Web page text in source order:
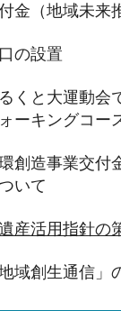
金（地域未来
の設置
くと大運動会
ーキングコー
創造事業交付
いて
産活用指針の
域創生通信」